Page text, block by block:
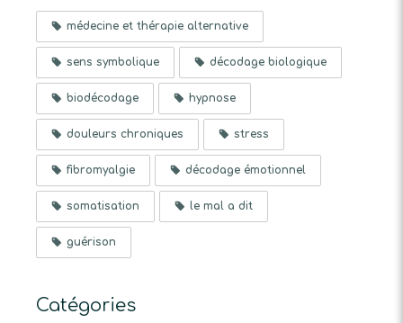
médecine et thérapie alternative
sens symbolique décodage biologique
biodécodage hypnose
douleurs chroniques stress
fibromyalgie décodage émotionnel
somatisation le mal a dit
guérison
Catégories